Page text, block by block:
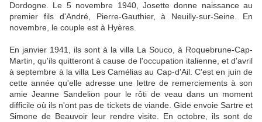
Dordogne. Le 5 novembre 1940, Josette donne naissance au
premier fils d'André, Pierre-Gauthier, à Neuilly-sur-Seine. En
novembre, le couple est à Hyères.
En janvier 1941, ils sont à la villa La Souco, à Roquebrune-Cap-
Martin, qu'ils quitteront à cause de l'occupation italienne, et d'avril
à septembre à la villa Les Camélias au Cap-d'Ail. C'est en juin de
cette année qu'elle adresse une lettre de remerciements à son
amie Jeanne Sandelion pour le rôti de veau dans un moment
difficile où ils n'ont pas de tickets de viande. Gide envoie Sartre et
Simone de Beauvoir leur rendre visite. En octobre, ils sont de